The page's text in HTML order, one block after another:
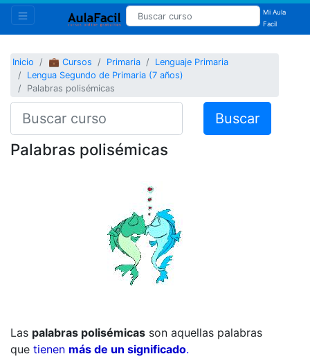
Mi Aula
Facil
Inicio 💼 Cursos Primaria
Lenguaje Primaria
Lengua Segundo de Primaria (7 años)
Palabras polisémicas
Buscar
Palabras polisémicas
Las palabras polisémicas son aquellas palabras
que tienen más de un significado.